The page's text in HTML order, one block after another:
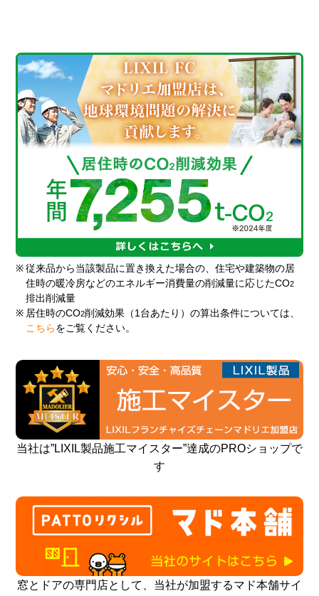
※ 従来品から当該製品に置き換えた場合の、住宅や建築物の居
住時の暖冷房などのエネルギー消費量の削減量に応じたCO2
排出削減量
※ 居住時のCO2削減効果（1台あたり）の算出条件については、
こちら をご覧ください。
当社は”LIXIL製品施工マイスター”達成のPROショップで
す
窓とドアの専門店として、当社が加盟するマド本舗サイ